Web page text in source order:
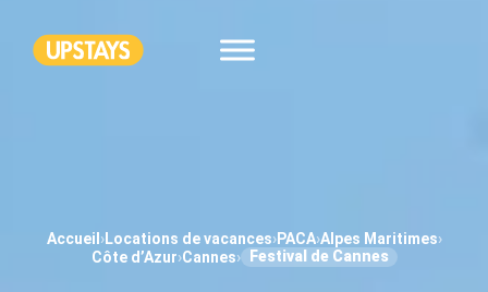
Accueil ›Locations de vacances›PACA›Alpes Maritimes›
Côte d’Azur›Cannes› Festival de Cannes